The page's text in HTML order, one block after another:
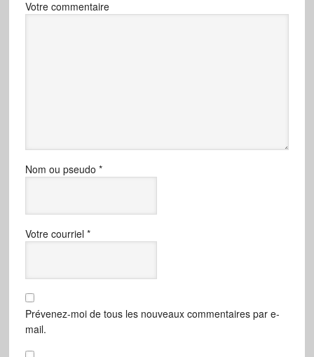
Votre commentaire
Nom ou pseudo *
Votre courriel *
Prévenez-moi de tous les nouveaux commentaires par e-
mail.